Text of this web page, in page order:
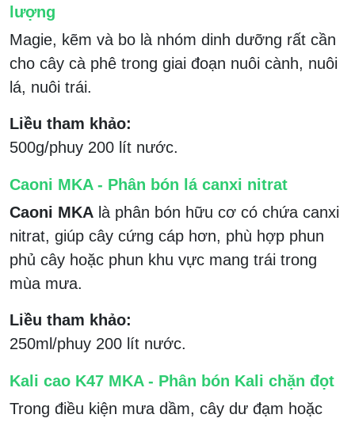
lượng
Magie, kẽm và bo là nhóm dinh dưỡng rất cần
cho cây cà phê trong giai đoạn nuôi cành, nuôi
lá, nuôi trái.
Liều tham khảo:
500g/phuy 200 lít nước.
Caoni MKA - Phân bón lá canxi nitrat
Caoni MKA là phân bón hữu cơ có chứa canxi
nitrat, giúp cây cứng cáp hơn, phù hợp phun
phủ cây hoặc phun khu vực mang trái trong
mùa mưa.
Liều tham khảo:
250ml/phuy 200 lít nước.
Kali cao K47 MKA - Phân bón Kali chặn đọt
Trong điều kiện mưa dầm, cây dư đạm hoặc